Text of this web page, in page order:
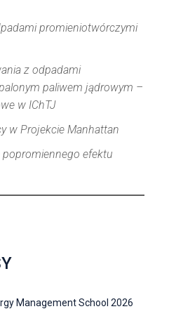
promieniotwórczymi
z odpadami
paliwem jądrowym –
w IChTJ
w Projekcie Manhattan
efektu
Management School 2026